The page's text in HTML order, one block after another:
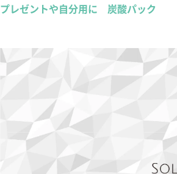
プレゼントや自分用に 炭酸パック